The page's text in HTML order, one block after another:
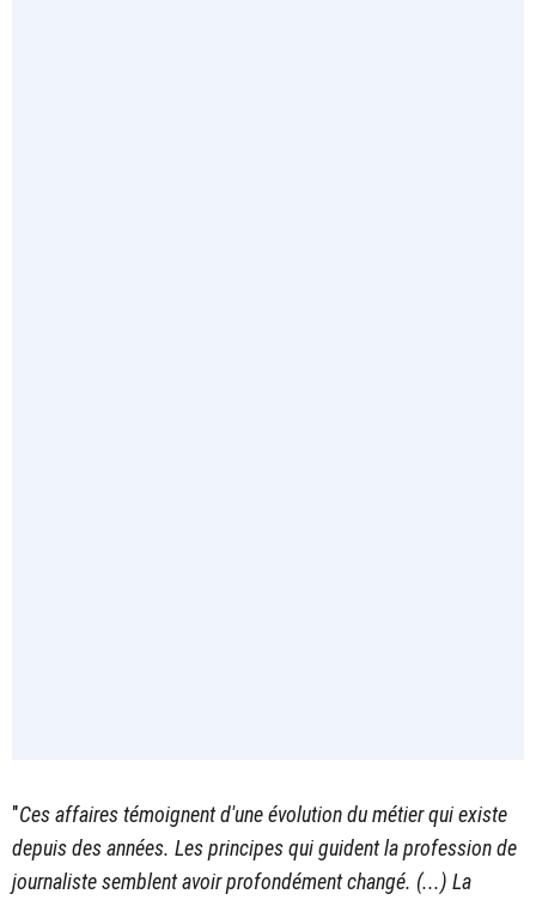
"Ces affaires témoignent d'une évolution du métier qui existe
depuis des années. Les principes qui guident la profession de
journaliste semblent avoir profondément changé. (...) La